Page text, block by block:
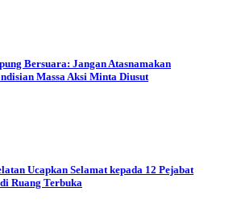
Bersuara: Jangan Atasnamakan
Massa Aksi Minta Diusut
Ucapkan Selamat kepada 12 Pejabat
Ruang Terbuka